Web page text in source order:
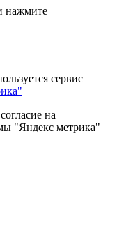
нажмите
сервис
на
"Яндекс метрика"